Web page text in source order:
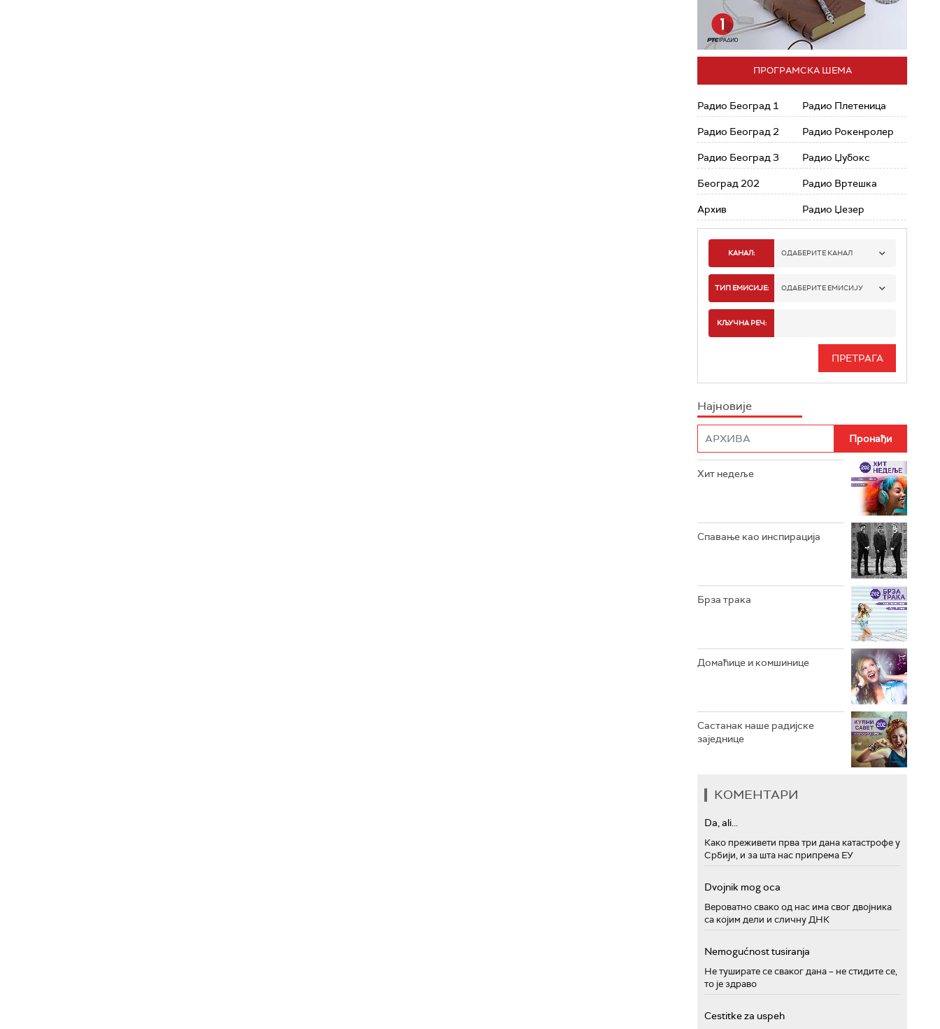
ПРОГРАМСКА ШЕМА
Радио Београд 1
Радио Београд 2
Радио Београд 3
Београд 202
Архив
Радио Плетеница
Радио Рокенролер
Радио Џубокс
Радио Вртешка
Радио Џезер
КАНАЛ: ОДАБЕРИТЕ КАНАЛ
РАДИО БЕОГРАД 1
РАДИО БЕОГРАД 3
РАДИО РОКЕНРОЛЕР
РАДИО ЏУБОКС
РАДИО ВРТЕШКА
РАДИО ЏЕЗЕР
ТИП ЕМИСИЈЕ: ОДАБЕРИТЕ ЕМИСИЈУ
ИНФО
КЉУЧНА РЕЧ:
Најновије
Хит недеље
Спавање као инспирација
Брза трака
Домаћице и комшинице
Састанак наше радијске
заједнице
КОМЕНТАРИ
Da, ali...
Како преживети прва три дана катастрофе у
Србији, и за шта нас припрема ЕУ
Dvojnik mog oca
Вероватно свако од нас има свог двојника
са којим дели и сличну ДНК
Nemogućnost tusiranja
Не туширате се сваког дана – не стидите се,
то је здраво
Cestitke za uspeh